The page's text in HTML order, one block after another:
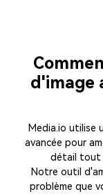
d'image
Media.io utilise
avancée pour
détail tout
Notre outil
problème que